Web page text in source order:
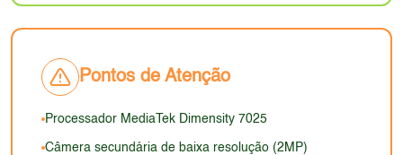
qualidade para uso casual.
uma mão. Em 2026, o design pode parecer um
pouco datado em comparação com os modelos
Pontos de Atenção
Processador MediaTek Dimensity 7025
Câmera secundária de baixa resolução (2MP)